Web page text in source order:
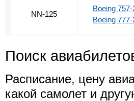
NN-125
Boeing
Boeing
Поиск
Расписание, цену
какой самолет и